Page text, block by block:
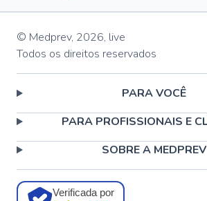
© Medprev, 2026, live
Todos os direitos reservados
PARA VOCÊ
PARA PROFISSIONAIS E
SOBRE A MEDPREV
Verificada por